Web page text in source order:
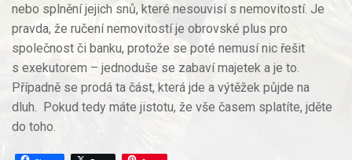
nebo splnění jejich snů, které nesouvisí s nemovitostí. Je
pravda, že ručení nemovitostí je obrovské plus pro
společnost či banku, protože se poté nemusí nic řešit
s exekutorem – jednoduše se zabaví majetek a je to.
Případně se prodá ta část, která jde a výtěžek půjde na
dluh. Pokud tedy máte jistotu, že vše časem splatíte, jděte
do toho.